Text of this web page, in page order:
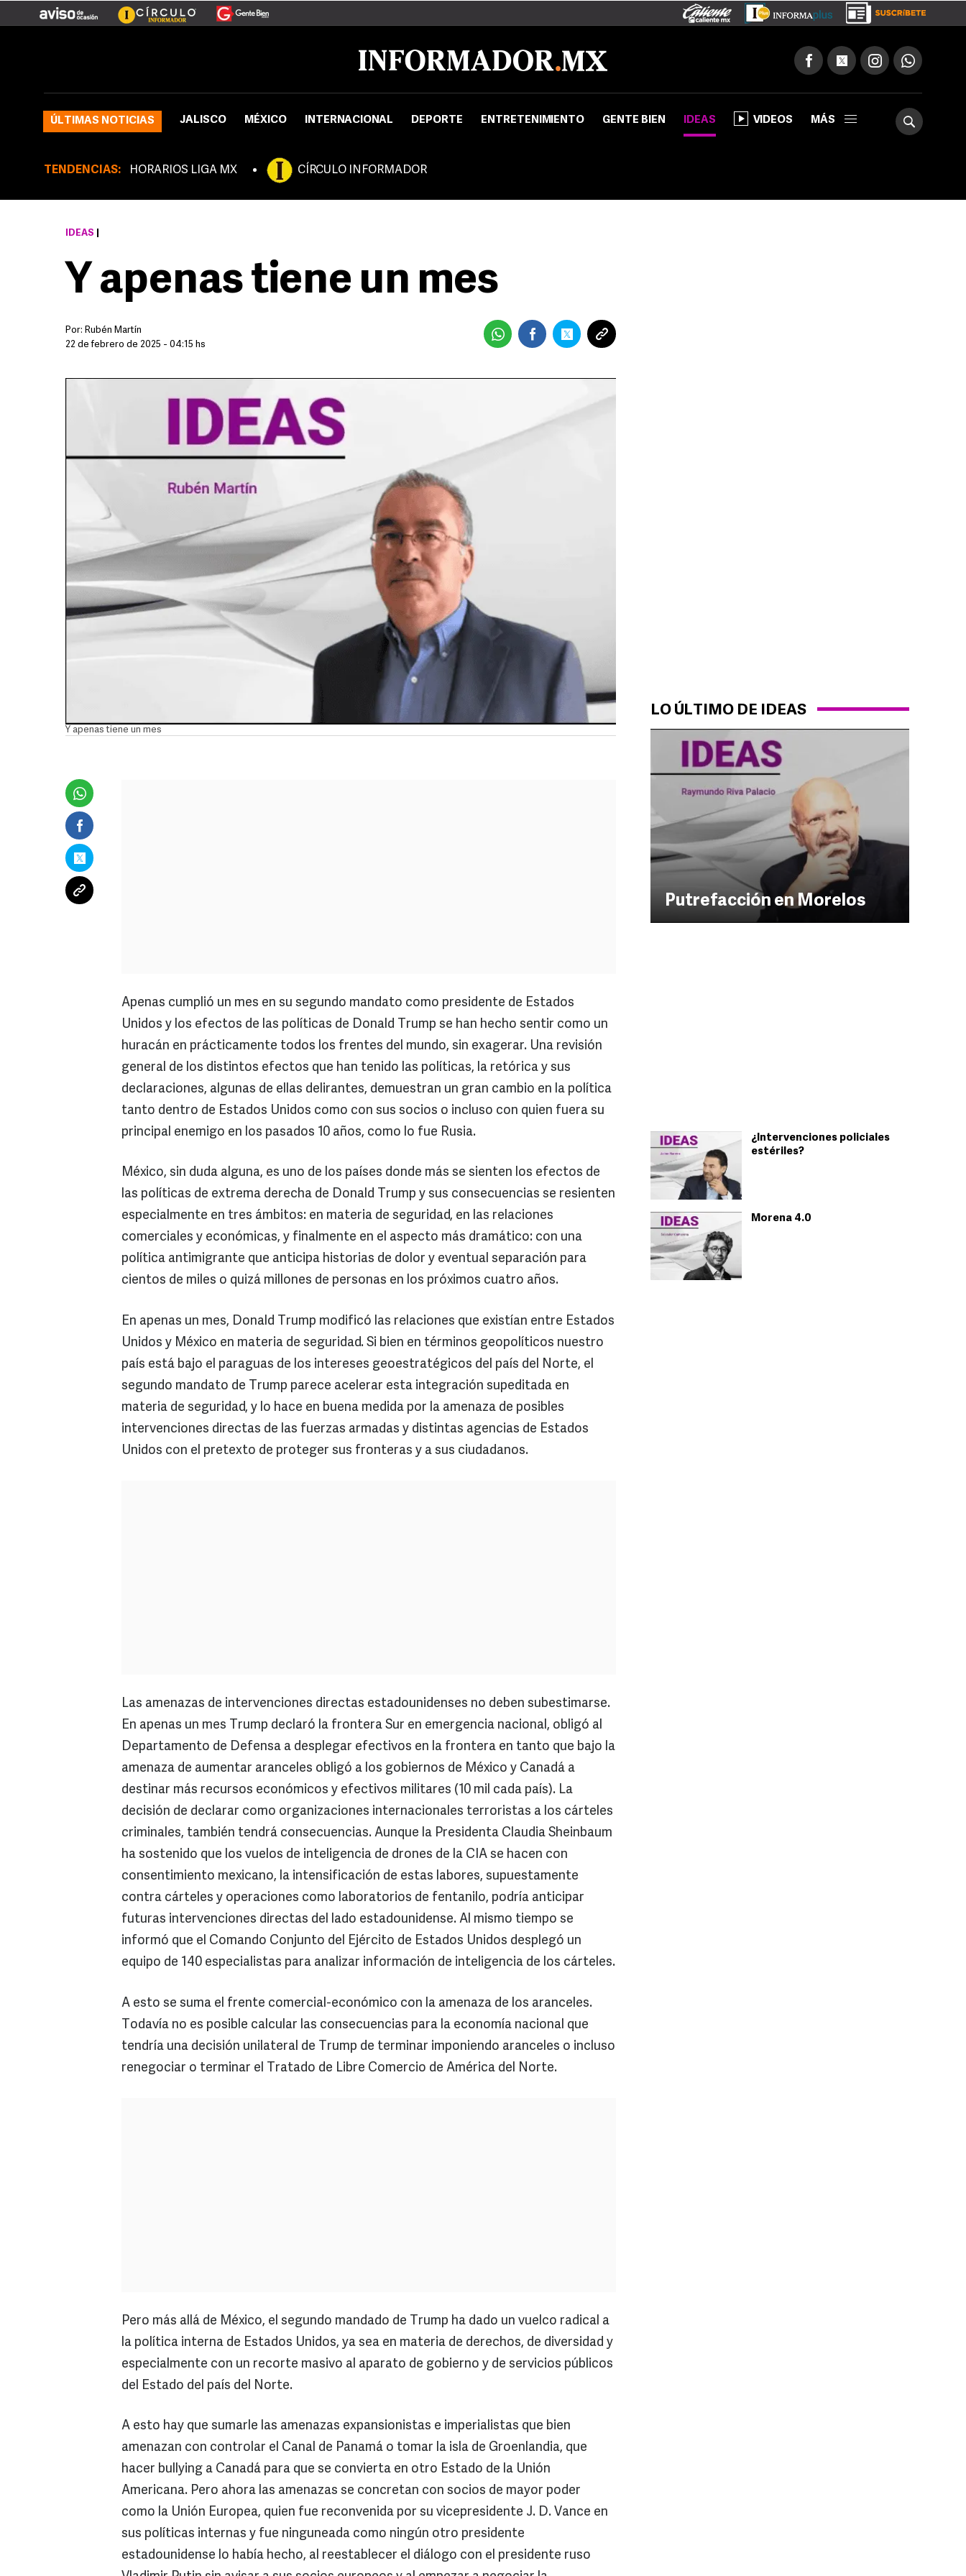
ÚLTIMAS NOTICIAS JALISCO MÉXICO INTERNACIONAL DEPORTE ENTRETENIMIENTO GENTE BIEN IDEAS VIDEOS MÁS
TENDENCIAS: HORARIOS LIGA MX CÍRCULO INFORMADOR
LO ÚLTIMO DE IDEAS
Putrefacción en Morelos
¿Intervenciones policiales
estériles?
Morena 4.0
IDEAS
Y apenas tiene un mes
Por: Rubén Martín
22 de febrero de 2025 - 04:15 hs
Y apenas tiene un mes
Apenas cumplió un mes en su segundo mandato como presidente de Estados
Unidos y los efectos de las políticas de Donald Trump se han hecho sentir como un
huracán en prácticamente todos los frentes del mundo, sin exagerar. Una revisión
general de los distintos efectos que han tenido las políticas, la retórica y sus
declaraciones, algunas de ellas delirantes, demuestran un gran cambio en la política
tanto dentro de Estados Unidos como con sus socios o incluso con quien fuera su
principal enemigo en los pasados 10 años, como lo fue Rusia.
México, sin duda alguna, es uno de los países donde más se sienten los efectos de
las políticas de extrema derecha de Donald Trump y sus consecuencias se resienten
especialmente en tres ámbitos: en materia de seguridad, en las relaciones
comerciales y económicas, y finalmente en el aspecto más dramático: con una
política antimigrante que anticipa historias de dolor y eventual separación para
cientos de miles o quizá millones de personas en los próximos cuatro años.
En apenas un mes, Donald Trump modificó las relaciones que existían entre Estados
Unidos y México en materia de seguridad. Si bien en términos geopolíticos nuestro
país está bajo el paraguas de los intereses geoestratégicos del país del Norte, el
segundo mandato de Trump parece acelerar esta integración supeditada en
materia de seguridad, y lo hace en buena medida por la amenaza de posibles
intervenciones directas de las fuerzas armadas y distintas agencias de Estados
Unidos con el pretexto de proteger sus fronteras y a sus ciudadanos.
Las amenazas de intervenciones directas estadounidenses no deben subestimarse.
En apenas un mes Trump declaró la frontera Sur en emergencia nacional, obligó al
Departamento de Defensa a desplegar efectivos en la frontera en tanto que bajo la
amenaza de aumentar aranceles obligó a los gobiernos de México y Canadá a
destinar más recursos económicos y efectivos militares (10 mil cada país). La
decisión de declarar como organizaciones internacionales terroristas a los cárteles
criminales, también tendrá consecuencias. Aunque la Presidenta Claudia Sheinbaum
ha sostenido que los vuelos de inteligencia de drones de la CIA se hacen con
consentimiento mexicano, la intensificación de estas labores, supuestamente
contra cárteles y operaciones como laboratorios de fentanilo, podría anticipar
futuras intervenciones directas del lado estadounidense. Al mismo tiempo se
informó que el Comando Conjunto del Ejército de Estados Unidos desplegó un
equipo de 140 especialistas para analizar información de inteligencia de los cárteles.
A esto se suma el frente comercial-económico con la amenaza de los aranceles.
Todavía no es posible calcular las consecuencias para la economía nacional que
tendría una decisión unilateral de Trump de terminar imponiendo aranceles o incluso
renegociar o terminar el Tratado de Libre Comercio de América del Norte.
Pero más allá de México, el segundo mandado de Trump ha dado un vuelco radical a
la política interna de Estados Unidos, ya sea en materia de derechos, de diversidad y
especialmente con un recorte masivo al aparato de gobierno y de servicios públicos
del Estado del país del Norte.
A esto hay que sumarle las amenazas expansionistas e imperialistas que bien
amenazan con controlar el Canal de Panamá o tomar la isla de Groenlandia, que
hacer bullying a Canadá para que se convierta en otro Estado de la Unión
Americana. Pero ahora las amenazas se concretan con socios de mayor poder
como la Unión Europea, quien fue reconvenida por su vicepresidente J. D. Vance en
sus políticas internas y fue ninguneada como ningún otro presidente
estadounidense lo había hecho, al reestablecer el diálogo con el presidente ruso